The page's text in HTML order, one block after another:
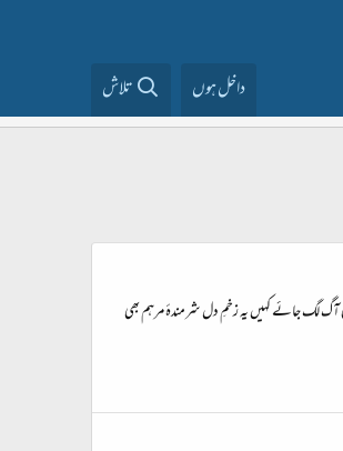
داخل ہوں تلاش
آگ لگ جائے کہیں یہ زخمِ دل شرمندۂ مرہم بھی